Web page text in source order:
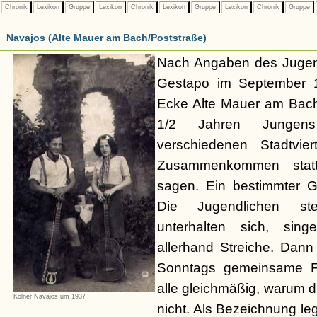
Chronik Lexikon Gruppe Lexikon Chronik Lexikon Gruppe Lexikon Chronik Gruppe
Navajos (Alte Mauer am Bach/Poststraße)
Kölner Navajos um 1937
Nach Angaben des
Gestapo im
Ecke Alte Mauer am
1/2 Jahren
verschiedenen
Zusammenkommen
sagen. Ein bestimmter
Die Jugendlichen
unterhalten sich,
allerhand Streiche.
Sonntags gemeinsame
alle gleichmäßig, warum
nicht. Als Bezeichnung